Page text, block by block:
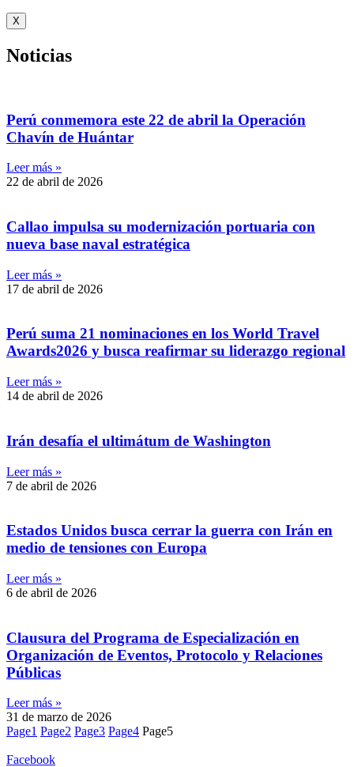
X
Noticias
Perú conmemora este 22 de abril la Operación
Chavín de Huántar
Leer más »
22 de abril de 2026
Callao impulsa su modernización portuaria con
nueva base naval estratégica
Leer más »
17 de abril de 2026
Perú suma 21 nominaciones en los World Travel
Awards2026 y busca reafirmar su liderazgo regional
Leer más »
14 de abril de 2026
Irán desafía el ultimátum de Washington
Leer más »
7 de abril de 2026
Estados Unidos busca cerrar la guerra con Irán en
medio de tensiones con Europa
Leer más »
6 de abril de 2026
Clausura del Programa de Especialización en
Organización de Eventos, Protocolo y Relaciones
Públicas
Leer más »
31 de marzo de 2026
Page1 Page2 Page3 Page4 Page5
Facebook